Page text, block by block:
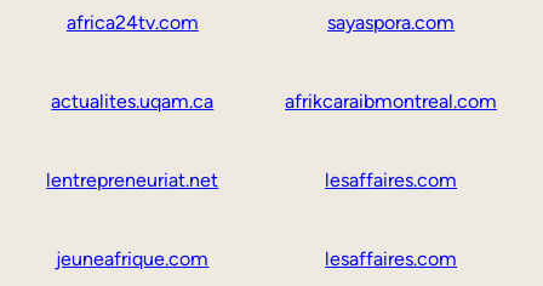
africa24tv.com sayaspora.com
actualites.uqam.ca afrikcaraibmontreal.com
lentrepreneuriat.net lesaffaires.com
jeuneafrique.com lesaffaires.com